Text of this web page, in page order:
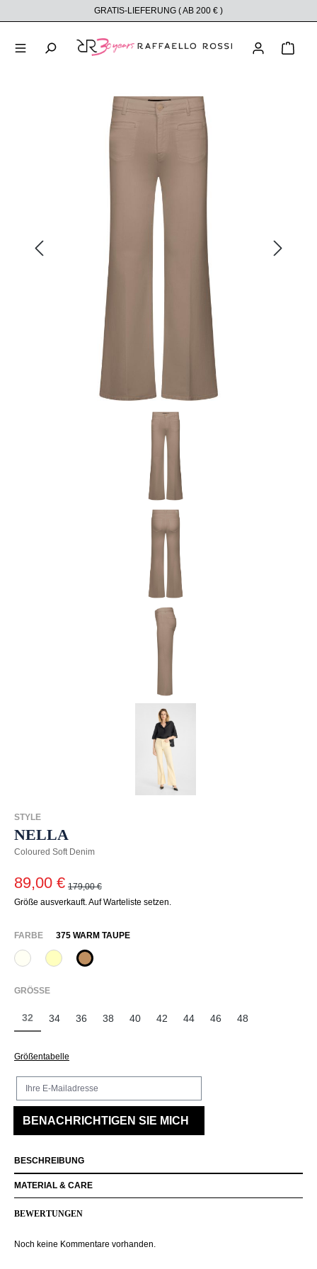
GRATIS-LIEFERUNG ( AB 200 € )
Bildergalerie überspringen
STYLE
NELLA
Coloured Soft Denim
89,00 € 179,00 €
Größe ausverkauft. Auf Warteliste setzen.
FARBEAUSWÄHLEN
375 WARM TAUPE
120 Natur210 Vanille375 Warm Taupe
(Diese Option ist zurzeit nicht verfügbar.)
GRÖSSE AUSWÄHLEN
32 34 36 38 40 42 44 46 48
Größentabelle
Ihre E-Mailadresse
BENACHRICHTIGEN SIE MICH
BESCHREIBUNG
MATERIAL & CARE
BEWERTUNGEN
Noch keine Kommentare vorhanden.